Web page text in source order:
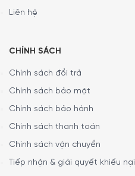
Liên hệ
CHÍNH SÁCH
Chính sách đổi trả
Chính sách bảo mật
Chính sách bảo hành
Chính sách thanh toán
Chính sách vận chuyển
Tiếp nhận & giải quyết khiếu nại